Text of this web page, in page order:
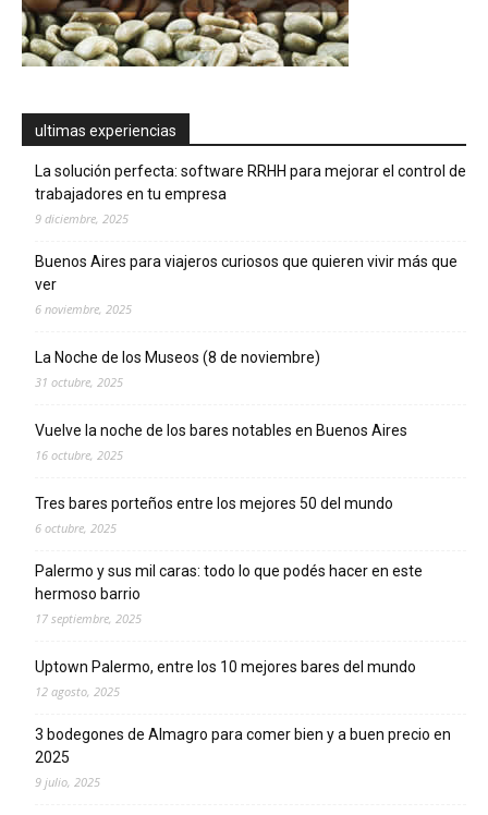
ultimas experiencias
La solución perfecta: software RRHH para mejorar el control de
trabajadores en tu empresa
9 diciembre, 2025
Buenos Aires para viajeros curiosos que quieren vivir más que
ver
6 noviembre, 2025
La Noche de los Museos (8 de noviembre)
31 octubre, 2025
Vuelve la noche de los bares notables en Buenos Aires
16 octubre, 2025
Tres bares porteños entre los mejores 50 del mundo
6 octubre, 2025
Palermo y sus mil caras: todo lo que podés hacer en este
hermoso barrio
17 septiembre, 2025
Uptown Palermo, entre los 10 mejores bares del mundo
12 agosto, 2025
3 bodegones de Almagro para comer bien y a buen precio en
2025
9 julio, 2025